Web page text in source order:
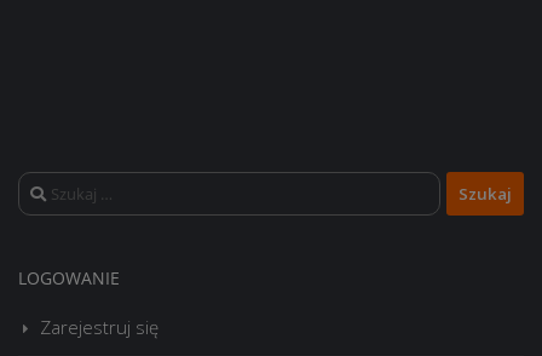
Szukaj:
LOGOWANIE
Zarejestruj się